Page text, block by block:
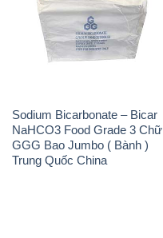
Sodium Bicarbonate – Bicar
NaHCO3 Food Grade 3 Chữ
GGG Bao Jumbo ( Bành )
Trung Quốc China